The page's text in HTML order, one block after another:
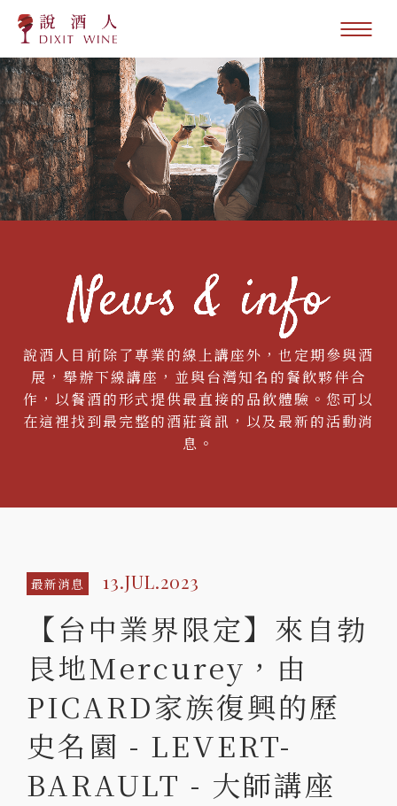
說酒人目前除了專業的線上講座外，也定期參與酒
展，舉辦下線講座，並與台灣知名的餐飲夥伴合
作，以餐酒的形式提供最直接的品飲體驗。您可以
在這裡找到最完整的酒莊資訊，以及最新的活動消
息。
最新消息 13.JUL.2023
【台中業界限定】來自勃
艮地Mercurey，由
PICARD家族復興的歷
史名園 - LEVERT-
BARAULT - 大師講座